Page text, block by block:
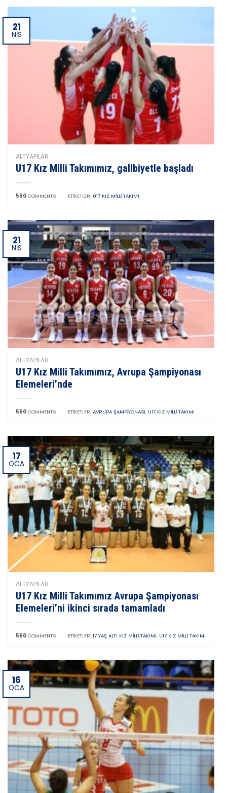
21
NIS
ALTYAPILAR
U17 Kız Milli Takımımız, galibiyetle başladı
550 COMMENTS | ETIKETLER: U17 KIZ MILLI TAKIMI
21
NIS
ALTYAPILAR
U17 Kız Milli Takımımız, Avrupa Şampiyonası
Elemeleri’nde
550 COMMENTS | ETIKETLER: AVRUPA ŞAMPIYONASI, U17 KIZ MILLI TAKIMI
17
OCA
ALTYAPILAR
U17 Kız Milli Takımımız Avrupa Şampiyonası
Elemeleri’ni ikinci sırada tamamladı
550 COMMENTS | ETIKETLER: 17 YAŞ ALTI KIZ MILLI TAKIMI, U17 KIZ MILLI TAKIMI
16
OCA